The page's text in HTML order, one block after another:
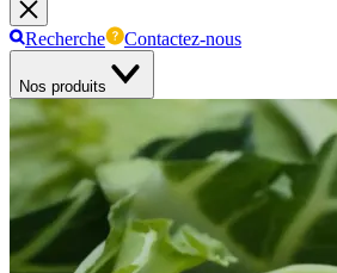
Recherche Contactez-nous
Nos produits